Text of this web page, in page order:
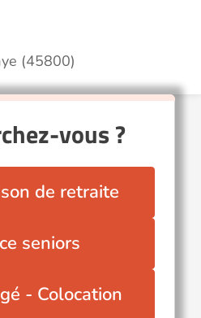
(45800)
vous ?
de retraite
seniors
- Colocation